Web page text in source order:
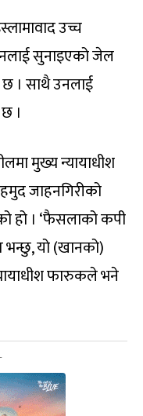
उच्च
सुनाइएको जेल
। साथै उनलाई
।
मुख्य न्यायाधीश
जाहनगिरीको
हो । ‘फैसलाको कपी
यो (खानको)
फारुकले भने